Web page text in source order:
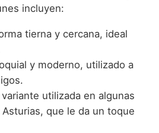
incluyen:
tierna y cercana, ideal
y moderno, utilizado a
variante utilizada en algunas
que le da un toque